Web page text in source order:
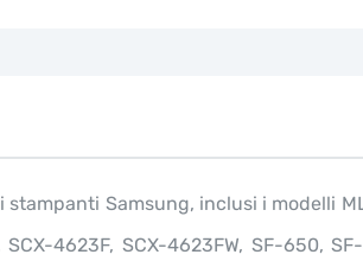
Samsung, inclusi i modelli
4623F, SCX-4623FW, SF-650,